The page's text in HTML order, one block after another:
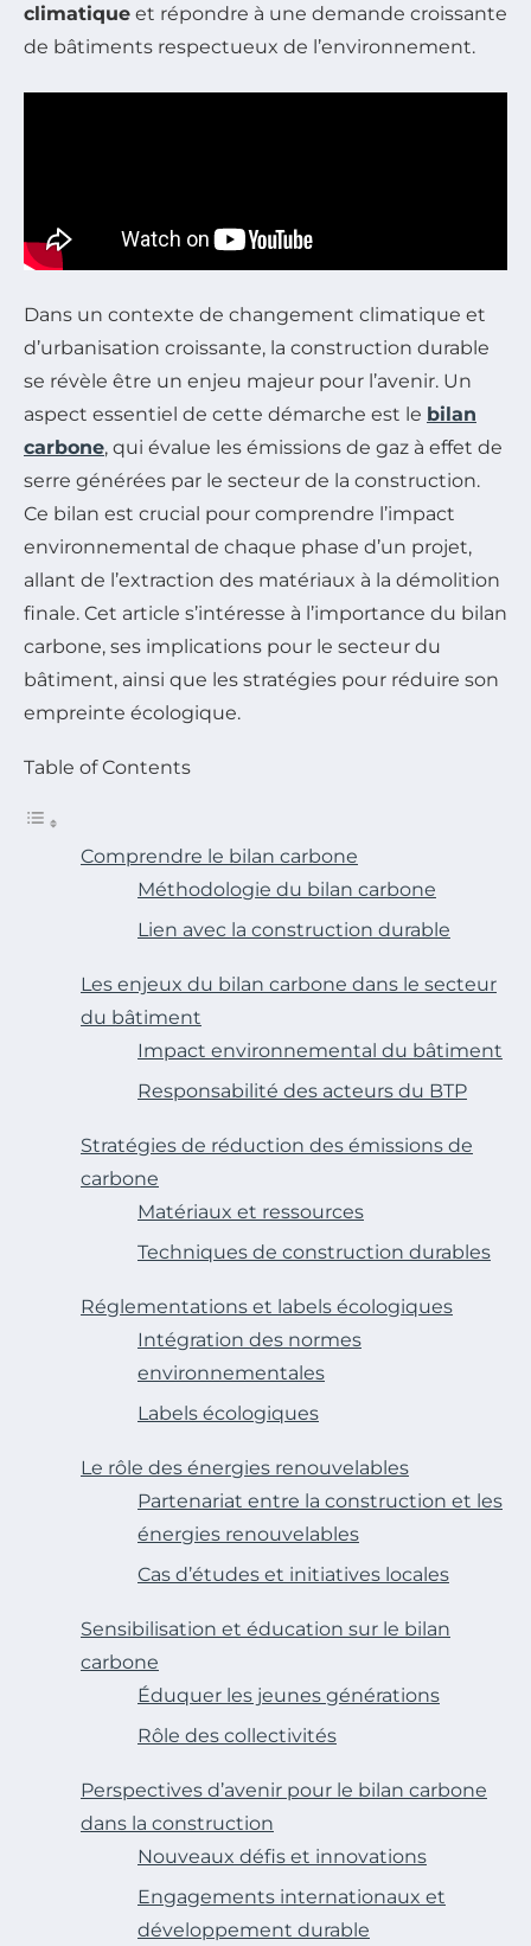
climatique et répondre à une demande croissante
de bâtiments respectueux de l’environnement.
Dans un contexte de changement climatique et
d’urbanisation croissante, la construction durable
se révèle être un enjeu majeur pour l’avenir. Un
aspect essentiel de cette démarche est le bilan
carbone, qui évalue les émissions de gaz à effet de
serre générées par le secteur de la construction.
Ce bilan est crucial pour comprendre l’impact
environnemental de chaque phase d’un projet,
allant de l’extraction des matériaux à la démolition
finale. Cet article s’intéresse à l’importance du bilan
carbone, ses implications pour le secteur du
bâtiment, ainsi que les stratégies pour réduire son
empreinte écologique.
Table of Contents
Comprendre le bilan carbone
Méthodologie du bilan carbone
Lien avec la construction durable
Les enjeux du bilan carbone dans le secteur
du bâtiment
Impact environnemental du bâtiment
Responsabilité des acteurs du BTP
Stratégies de réduction des émissions de
carbone
Matériaux et ressources
Techniques de construction durables
Réglementations et labels écologiques
Intégration des normes
environnementales
Labels écologiques
Le rôle des énergies renouvelables
Partenariat entre la construction et les
énergies renouvelables
Cas d’études et initiatives locales
Sensibilisation et éducation sur le bilan
carbone
Éduquer les jeunes générations
Rôle des collectivités
Perspectives d’avenir pour le bilan carbone
dans la construction
Nouveaux défis et innovations
Engagements internationaux et
développement durable